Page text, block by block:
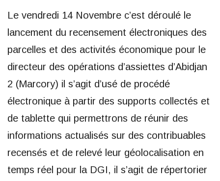
Le vendredi 14 Novembre c’est déroulé le
lancement du recensement électroniques des
parcelles et des activités économique pour le
directeur des opérations d’assiettes d’Abidjan
2 (Marcory) il s’agit d’usé de procédé
électronique à partir des supports collectés et
de tablette qui permettrons de réunir des
informations actualisés sur des contribuables
recensés et de relevé leur géolocalisation en
temps réel pour la DGI, il s’agit de répertorier